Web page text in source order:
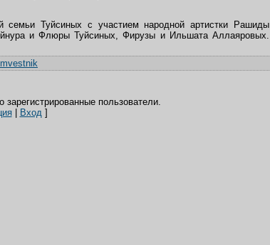
семьи Туйсиных с участием народной артистки Рашиды
и Флюры Туйсиных, Фирузы и Ильшата Аллаяровых.
пользователи.
| Вход]